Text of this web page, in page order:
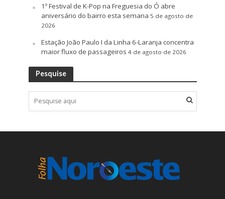
1º Festival de K-Pop na Freguesia do Ó abre
aniversário do bairro esta semana 5 de agosto de
2026
Estação João Paulo I da Linha 6-Laranja concentra
maior fluxo de passageiros 4 de agosto de 2026
Pesquise